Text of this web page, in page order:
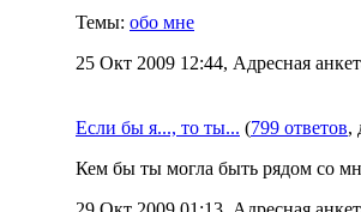
Темы: обо мне
25 Окт 2009 12:44, Адресная
Если бы я..., то ты... (799 ответов,
Кем бы ты могла быть рядом со